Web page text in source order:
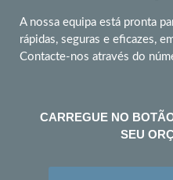
A nossa equipa está pronta
rápidas, seguras e eficazes,
Contacte-nos através do
CARREGUE NO
SEU